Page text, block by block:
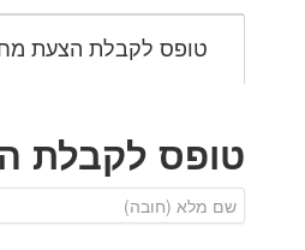
טופס לקבלת הצעת
טופס לקבלת